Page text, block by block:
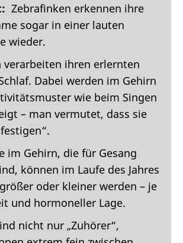
Zebrafinken erkennen ihre
sogar in einer lauten
wieder.
verarbeiten ihren erlernten
Dabei werden im Gehirn
wie beim Singen
– man vermutet, dass sie
im Gehirn, die für Gesang
können im Laufe des Jahres
oder kleiner werden – je
und hormoneller Lage.
nicht nur „Zuhörer“,